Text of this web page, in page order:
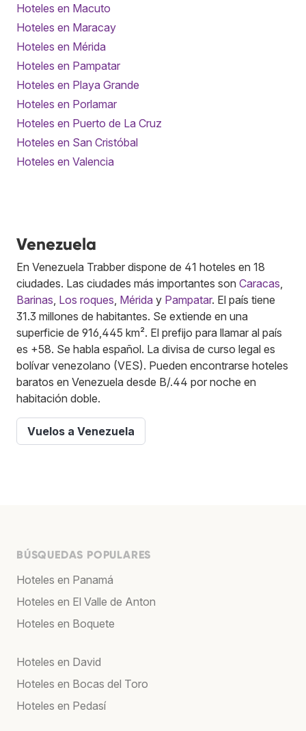
Hoteles en Macuto
Hoteles en Maracay
Hoteles en Mérida
Hoteles en Pampatar
Hoteles en Playa Grande
Hoteles en Porlamar
Hoteles en Puerto de La Cruz
Hoteles en San Cristóbal
Hoteles en Valencia
Venezuela
En Venezuela Trabber dispone de 41 hoteles en 18
ciudades. Las ciudades más importantes son Caracas
Barinas Los roques Mérida y Pampatar. El país tiene
31.3 millones de habitantes. Se extiende en una
superficie de 916,445 km². El prefijo para llamar al país
es +58. Se habla español. La divisa de curso legal es
bolívar venezolano (VES). Pueden encontrarse hoteles
baratos en Venezuela desde B/.44 por noche en
habitación doble.
Vuelos a Venezuela
BÚSQUEDAS POPULARES
Hoteles en Panamá
Hoteles en El Valle de Anton
Hoteles en Boquete
Hoteles en David
Hoteles en Bocas del Toro
Hoteles en Pedasí